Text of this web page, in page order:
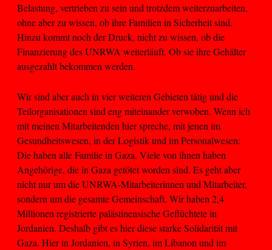
Belastung, vertrieben zu sein und trotzdem weiterzuarbeiten,
ohne aber zu wissen, ob ihre Familien in Sicherheit sind.
Hinzu kommt noch der Druck, nicht zu wissen, ob die
Finanzierung des UNRWA weiterläuft. Ob sie ihre Gehälter
ausgezahlt bekommen werden.
Wir sind aber auch in vier weiteren Gebieten tätig und die
Teilorganisationen sind eng miteinander verwoben. Wenn ich
mit meinen Mitarbeitenden hier spreche, mit jenen im
Gesundheitswesen, in der Logistik und im Personalwesen:
Die haben alle Familie in Gaza. Viele von ihnen haben
Angehörige, die in Gaza getötet worden sind. Es geht aber
nicht nur um die UNRWA-Mitarbeiterinnen und Mitarbeiter,
sondern um die gesamte Gemeinschaft. Wir haben 2,4
Millionen registrierte palästinensische Geflüchtete in
Jordanien. Deshalb gibt es hier diese starke Solidarität mit
Gaza. Hier in Jordanien, in Syrien, im Libanon und im